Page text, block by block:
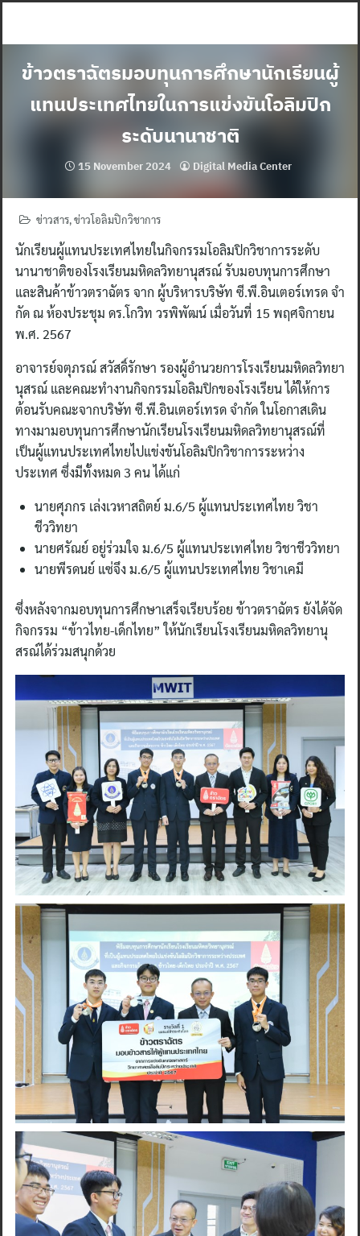
ข้าวตราฉัตรมอบทุนการศึกษานักเรียนผู้
แทนประเทศไทยในการแข่งขันโอลิมปิก
ระดับนานาชาติ
15 November 2024 Digital Media Center
ข่าวสาร,ข่าวโอลิมปิกวิชาการ
นักเรียนผู้แทนประเทศไทยในกิจกรรมโอลิมปิกวิชาการระดับ
นานาชาติของโรงเรียนมหิดลวิทยานุสรณ์ รับมอบทุนการศึกษา
และสินค้าข้าวตราฉัตร จาก ผู้บริหารบริษัท ซี.พี.อินเตอร์เทรด จํา
กัด ณ ห้องประชุม ดร.โกวิท วรพิพัฒน์ เมื่อวันที่ 15 พฤศจิกายน
พ.ศ. 2567
อาจารย์จตุภรณ์ สวัสดิ์รักษา รองผู้อำนวยการโรงเรียนมหิดลวิทยา
นุสรณ์ และคณะทำงานกิจกรรมโอลิมปิกของโรงเรียน ได้ให้การ
ต้อนรับคณะจากบริษัท ซี.พี.อินเตอร์เทรด จํากัด ในโอกาสเดิน
ทางมามอบทุนการศึกษานักเรียนโรงเรียนมหิดลวิทยานุสรณ์ที่
เป็นผู้แทนประเทศไทยไปแข่งขันโอลิมปิกวิชาการระหว่าง
ประเทศ ซึ่งมีทั้งหมด 3 คน ได้แก่
นายศุภกร เล่งเวหาสถิตย์ ม.6/5 ผู้แทนประเทศไทย วิชา
ชีววิทยา
นายศรัณย์ อยู่ร่วมใจ ม.6/5 ผู้แทนประเทศไทย วิชาชีววิทยา
นายพีรดนย์ แซ่จึง ม.6/5 ผู้แทนประเทศไทย วิชาเคมี
ซึ่งหลังจากมอบทุนการศึกษาเสร็จเรียบร้อย ข้าวตราฉัตร ยังได้จัด
กิจกรรม “ข้าวไทย-เด็กไทย” ให้นักเรียนโรงเรียนมหิดลวิทยานุ
สรณ์ได้ร่วมสนุกด้วย